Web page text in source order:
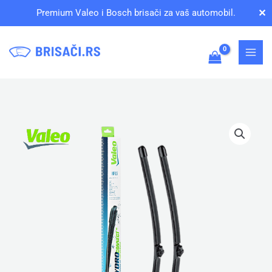
Premium Valeo i Bosch brisači za vaš automobil. ✕